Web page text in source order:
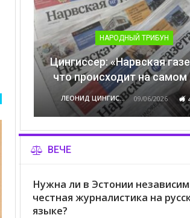
НАРОДНЫЙ ТРИБУН
Цингиссер: «Нарвская
что происходит на
ЛЕОНИД ЦИНГИССЕР 09/06/2026
ВЕЧЕ
Нужна ли в Эстонии
честная журналистика на
языке?